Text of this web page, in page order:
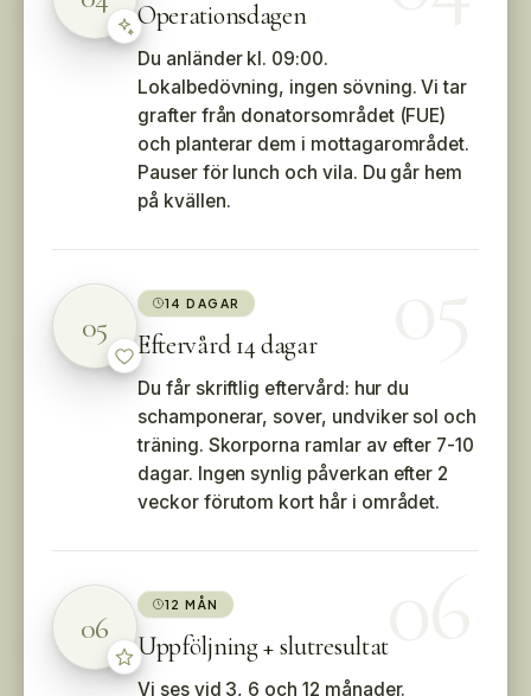
Operationsdagen
Du anländer kl. 09:00.
Lokalbedövning, ingen sövning. Vi tar
grafter från donatorsområdet (FUE)
och planterar dem i mottagarområdet.
Pauser för lunch och vila. Du går hem
på kvällen.
05
14 DAGAR
Eftervård 14 dagar
Du får skriftlig eftervård: hur du
schamponerar, sover, undviker sol och
träning. Skorporna ramlar av efter 7-10
dagar. Ingen synlig påverkan efter 2
veckor förutom kort hår i området.
06
12 MÅN
Uppföljning + slutresultat
Vi ses vid 3, 6 och 12 månader.